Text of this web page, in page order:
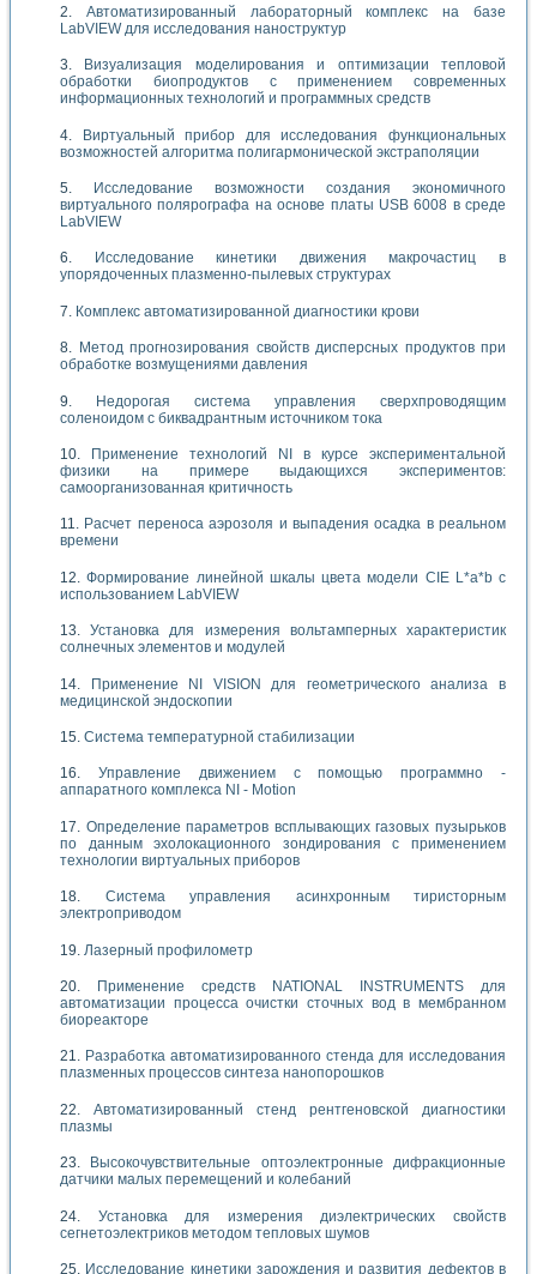
Автоматизированный лабораторный комплекс на базе
LabVIEW для исследования наноструктур
Визуализация моделирования и оптимизации тепловой
обработки биопродуктов с применением современных
информационных технологий и программных средств
Виртуальный прибор для исследования функциональных
возможностей алгоритма полигармонической экстраполяции
Исследование возможности создания экономичного
виртуального полярографа на основе платы USB 6008 в среде
LabVIEW
Исследование кинетики движения макрочастиц в
упорядоченных плазменно-пылевых структурах
Комплекс автоматизированной диагностики крови
Метод прогнозирования свойств дисперсных продуктов при
обработке возмущениями давления
Недорогая система управления сверхпроводящим
соленоидом с биквадрантным источником тока
Применение технологий NI в курсе экспериментальной
физики на примере выдающихся экспериментов:
самоорганизованная критичность
Расчет переноса аэрозоля и выпадения осадка в реальном
времени
Формирование линейной шкалы цвета модели CIE L*a*b с
использованием LabVIEW
Установка для измерения вольтамперных характеристик
солнечных элементов и модулей
Применение NI VISION для геометрического анализа в
медицинской эндоскопии
Система температурной стабилизации
Управление движением с помощью программно -
аппаратного комплекса NI - Motion
Определение параметров всплывающих газовых пузырьков
по данным эхолокационного зондирования с применением
технологии виртуальных приборов
Система управления асинхронным тиристорным
электроприводом
Лазерный профилометр
Применение средств NATIONAL INSTRUMENTS для
автоматизации процесса очистки сточных вод в мембранном
биореакторе
Разработка автоматизированного стенда для исследования
плазменных процессов синтеза нанопорошков
Автоматизированный стенд рентгеновской диагностики
плазмы
Высокочувствительные оптоэлектронные дифракционные
датчики малых перемещений и колебаний
Установка для измерения диэлектрических свойств
сегнетоэлектриков методом тепловых шумов
Исследование кинетики зарождения и развития дефектов в